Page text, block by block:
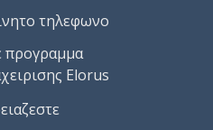
τηλεφωνο
προγραμμα
Elorus